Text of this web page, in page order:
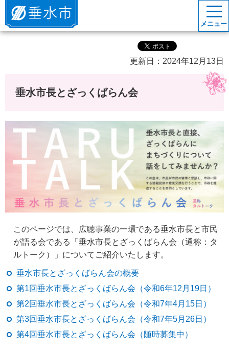
垂水市
メニュー
更新日：2024年12月13日
垂水市長とざっくばらん会
このページでは、広聴事業の一環である垂水市長と市民
が語る会である「垂水市長とざっくばらん会（通称：タ
ルトーク）」についてご紹介いたします。
垂水市長とざっくばらん会の概要
第1回垂水市長とざっくばらん会（令和6年12月19日）
第2回垂水市長とざっくばらん会（令和7年4月15日）
第3回垂水市長とざっくばらん会（令和7年5月26日）
第4回垂水市長とざっくばらん会（随時募集中）